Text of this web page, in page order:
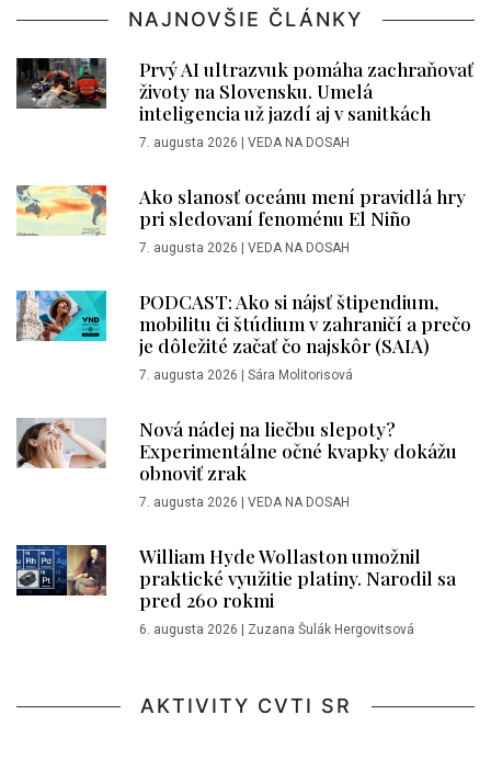
NAJNOVŠIE ČLÁNKY
Prvý AI ultrazvuk pomáha zachraňovať
životy na Slovensku. Umelá
inteligencia už jazdí aj v sanitkách
7. augusta 2026 | VEDA NA DOSAH
Ako slanosť oceánu mení pravidlá hry
pri sledovaní fenoménu El Niño
7. augusta 2026 | VEDA NA DOSAH
PODCAST: Ako si nájsť štipendium,
mobilitu či štúdium v zahraničí a prečo
je dôležité začať čo najskôr (SAIA)
7. augusta 2026 | Sára Molitorisová
Nová nádej na liečbu slepoty?
Experimentálne očné kvapky dokážu
obnoviť zrak
7. augusta 2026 | VEDA NA DOSAH
William Hyde Wollaston umožnil
praktické využitie platiny. Narodil sa
pred 260 rokmi
6. augusta 2026 | Zuzana Šulák Hergovitsová
AKTIVITY CVTI SR